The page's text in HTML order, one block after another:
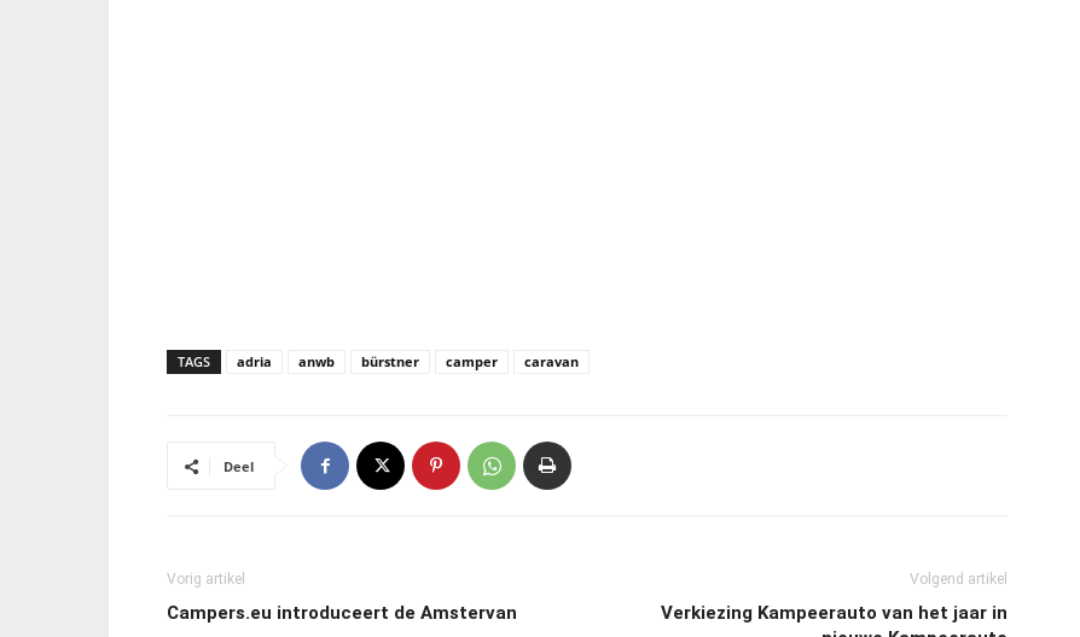
TAGS adria anwb bürstner camper caravan
Deel
Vorig artikel
Campers.eu introduceert de Amstervan
Volgend artikel
Verkiezing Kampeerauto van het jaar in